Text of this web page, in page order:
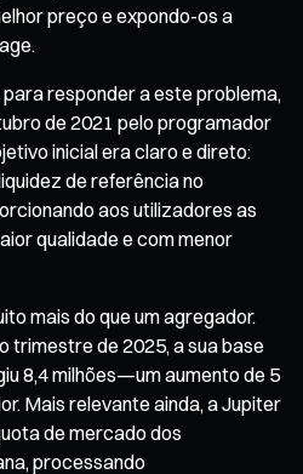
preço e expondo-os a
responder a este problema,
de 2021 pelo programador
inicial era claro e direto:
de referência no
aos utilizadores as
qualidade e com menor
mais do que um agregador.
trimestre de 2025, a sua base
8,4 milhões—um aumento de 5
Mais relevante ainda, a Jupiter
de mercado dos
processando